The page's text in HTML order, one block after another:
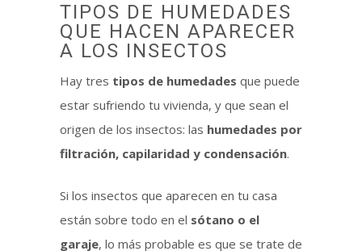
TIPOS DE HUMEDADES
QUE HACEN APARECER
A LOS INSECTOS
Hay tres tipos de humedades que puede
estar sufriendo tu vivienda, y que sean el
origen de los insectos: las humedades por
filtración, capilaridad y condensación.
Si los insectos que aparecen en tu casa
están sobre todo en el sótano o el
garaje, lo más probable es que se trate de